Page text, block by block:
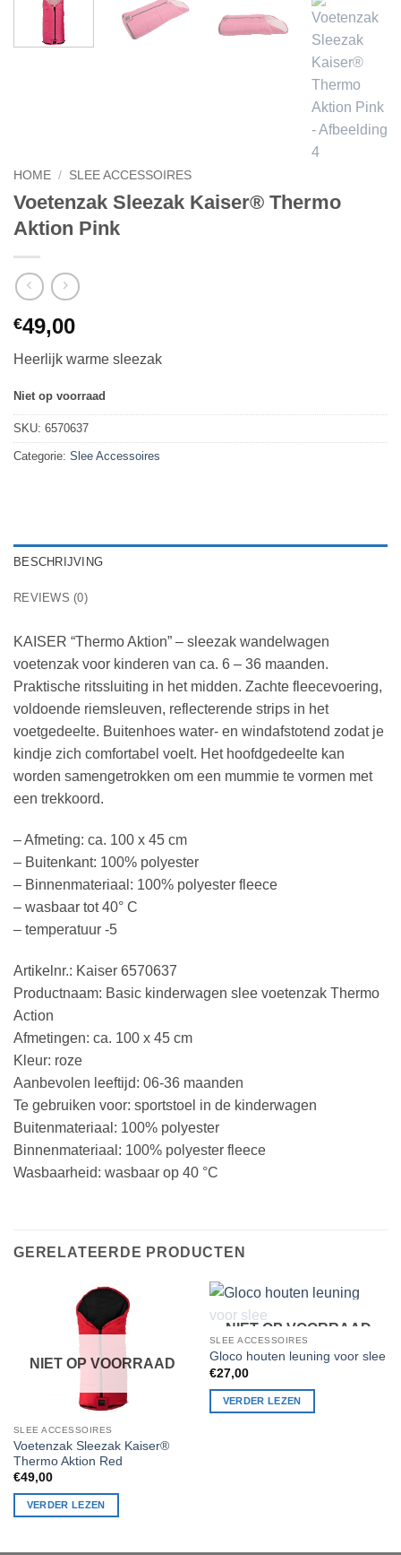
HOME / SLEE ACCESSOIRES
Voetenzak Sleezak Kaiser® Thermo
Aktion Pink
€49,00
Heerlijk warme sleezak
Niet op voorraad
SKU: 6570637
Categorie: Slee Accessoires
BESCHRIJVING
REVIEWS (0)
KAISER “Thermo Aktion” – sleezak wandelwagen
voetenzak voor kinderen van ca. 6 – 36 maanden.
Praktische ritssluiting in het midden. Zachte fleecevoering,
voldoende riemsleuven, reflecterende strips in het
voetgedeelte. Buitenhoes water- en windafstotend zodat je
kindje zich comfortabel voelt. Het hoofdgedeelte kan
worden samengetrokken om een ​​mummie te vormen met
een trekkoord.
– Afmeting: ca. 100 x 45 cm
– Buitenkant: 100% polyester
– Binnenmateriaal: 100% polyester fleece
– wasbaar tot 40° C
– temperatuur -5
Artikelnr.: Kaiser 6570637
Productnaam: Basic kinderwagen slee voetenzak Thermo
Action
Afmetingen: ca. 100 x 45 cm
Kleur: roze
Aanbevolen leeftijd: 06-36 maanden
Te gebruiken voor: sportstoel in de kinderwagen
Buitenmateriaal: 100% polyester
Binnenmateriaal: 100% polyester fleece
Wasbaarheid: wasbaar op 40 °C
GERELATEERDE PRODUCTEN
NIET OP VOORRAAD
SLEE ACCESSOIRES
Voetenzak Sleezak Kaiser®
Thermo Aktion Red
€49,00
VERDER LEZEN
NIET OP VOORRAAD
SLEE ACCESSOIRES
Gloco houten leuning voor slee
€27,00
VERDER LEZEN